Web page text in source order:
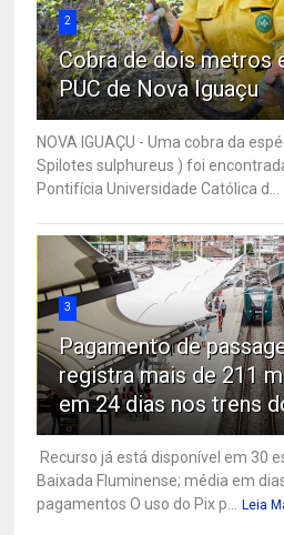
2
Cobra de dois metros
PUC de Nova Iguaçu
NOVA IGUAÇU - Uma cobra da
Spilotes sulphureus ) foi
Pontifícia Universidade Católica d...
3
Pagamento de
registra mais de 211
em 24 dias nos trens
Recurso já está disponível em 30
Baixada Fluminense; média em
pagamentos O uso do Pix p... Leia